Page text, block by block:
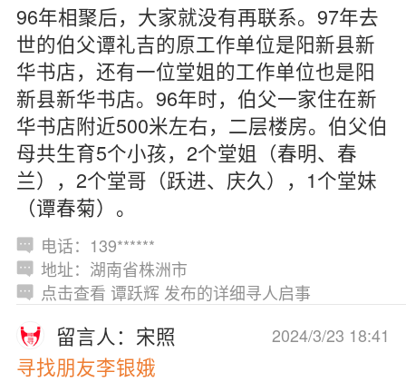
96年相聚后，大家就没有再联系。97年去
世的伯父谭礼吉的原工作单位是阳新县新
华书店，还有一位堂姐的工作单位也是阳
新县新华书店。96年时，伯父一家住在新
华书店附近500米左右，二层楼房。伯父伯
母共生育5个小孩，2个堂姐（春明、春
兰），2个堂哥（跃进、庆久），1个堂妹
（谭春菊）。
电话：139******
地址：湖南省株洲市
点击查看 谭跃辉 发布的详细寻人启事
2024/3/23 18:41
留言人：宋照
寻找朋友李银娥